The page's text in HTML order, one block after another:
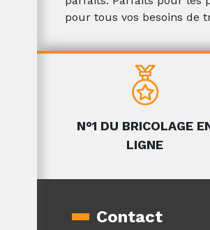
pour tous vos besoins de
N°1 DU BRICOLAGE
LIGNE
Contact